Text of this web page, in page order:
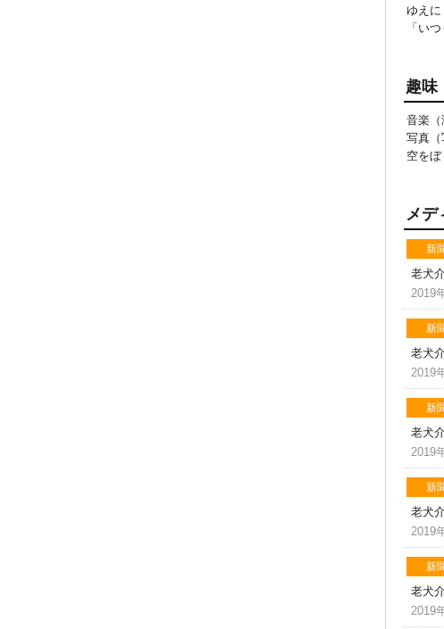
ゆえに
「い
趣味
音楽（
写真（
空をぼ
メデ
新
老犬
2019
新
老犬
2019
新
老犬
2019
新
老犬
2019
新
老犬
2019